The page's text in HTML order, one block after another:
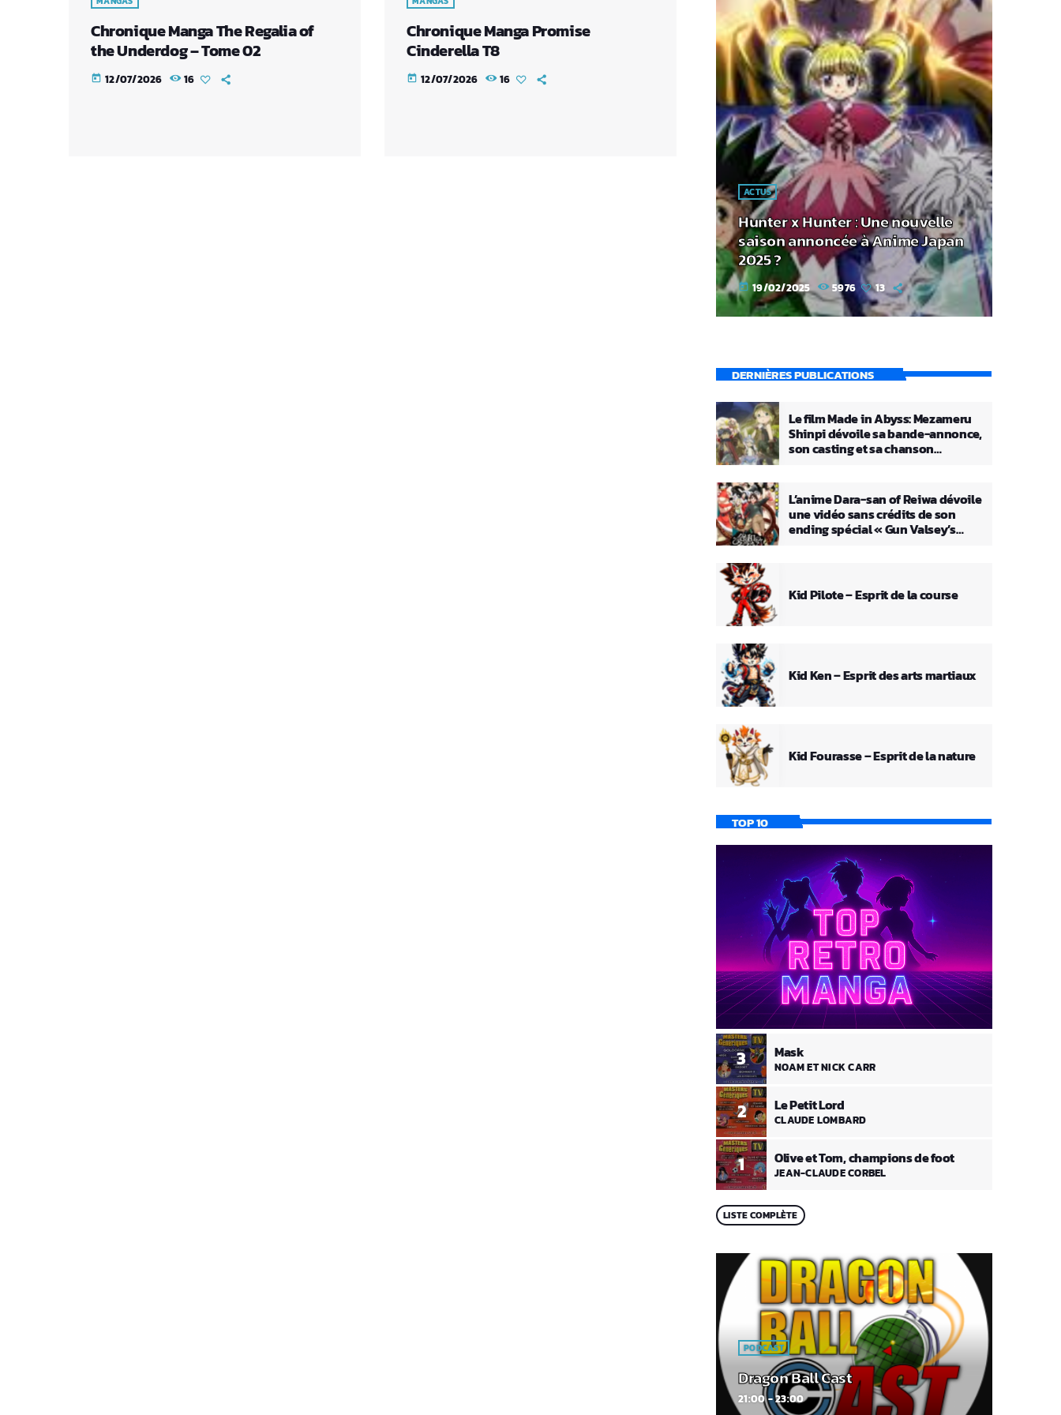
Chronique Manga The Regalia of
the Underdog – Tome 02
today 12/07/2026 16
Chronique Manga Promise
Cinderella T8
today 12/07/2026 16
ACTUS
Hunter x Hunter : Une nouvelle
saison annoncée à Anime Japan
2025 ?
today 19/02/2025 5976 13
DERNIÈRES PUBLICATIONS
Le film Made in Abyss: Mezameru
Shinpi dévoile sa bande-annonce,
son casting et sa chanson
L’anime Dara-san of Reiwa dévoile
une vidéo sans crédits de son
ending spécial « Gun Valsey’s
Kid Pilote – Esprit de la course
Kid Ken – Esprit des arts martiaux
Kid Fourasse – Esprit de la nature
TOP 10
1 Olive et Tom, champions de foot
JEAN-CLAUDE CORBEL
2 Le Petit Lord
CLAUDE LOMBARD
3 Mask
NOAM ET NICK CARR
LISTE COMPLÈTE
PODCAST
Dragon Ball Cast
21:00 - 23:00